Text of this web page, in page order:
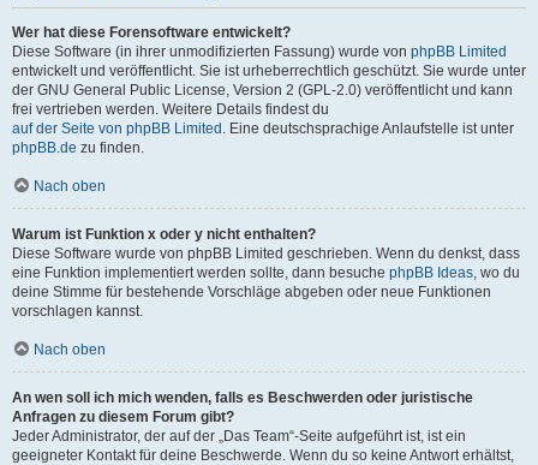
Wer hat diese Forensoftware entwickelt?
Diese Software (in ihrer unmodifizierten Fassung) wurde von phpBB Limited
entwickelt und veröffentlicht. Sie ist urheberrechtlich geschützt. Sie wurde unter
der GNU General Public License, Version 2 (GPL-2.0) veröffentlicht und kann
frei vertrieben werden. Weitere Details findest du
auf der Seite von phpBB Limited . Eine deutschsprachige Anlaufstelle ist unter
phpBB.de zu finden.
Nach oben
Warum ist Funktion x oder y nicht enthalten?
Diese Software wurde von phpBB Limited geschrieben. Wenn du denkst, dass
eine Funktion implementiert werden sollte, dann besuche phpBB Ideas, wo du
deine Stimme für bestehende Vorschläge abgeben oder neue Funktionen
vorschlagen kannst.
Nach oben
An wen soll ich mich wenden, falls es Beschwerden oder juristische
Anfragen zu diesem Forum gibt?
Jeder Administrator, der auf der „Das Team“-Seite aufgeführt ist, ist ein
geeigneter Kontakt für deine Beschwerde. Wenn du so keine Antwort erhältst,